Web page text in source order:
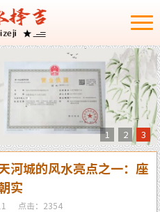
1 2 3
河城的风水亮点之一：座
实
点击：2354